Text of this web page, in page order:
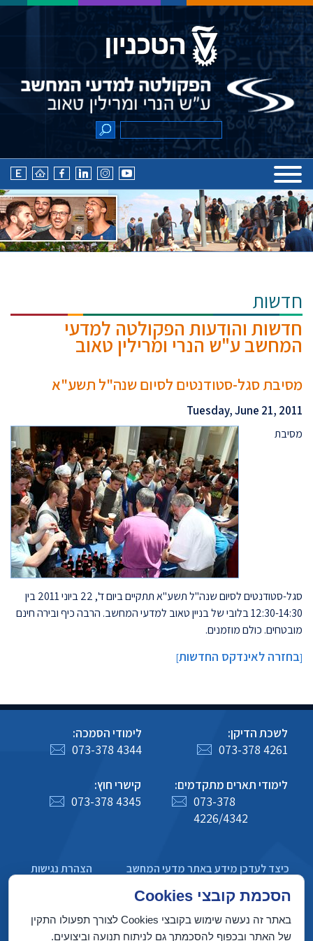
חדשות
חדשות והודעות הפקולטה למדעי
המחשב ע"ש הנרי ומרילין טאוב
מסיבת סגל-סטודנטים לסיום שנה"ל תשע"א
Tuesday, June 21, 2011
מסיבת
סגל-סטודנטים לסיום שנה"ל תשע"א תתקיים ביום ד', 22 ביוני 2011 בין
12:30-14:30 בלובי של בניין טאוב למדעי המחשב. הרבה כיף ובירה חינם
מובטחים. כולם מוזמנים.
[בחזרה לאינדקס החדשות]
לשכת הדיקן:
073-378 4261
לימודי הסמכה:
073-378 4344
לימודי תארים מתקדמים:
073-378
4226/4342
קישרי חוץ:
073-378 4345
כיצד לעדכן מידע באתר מדעי המחשב
הצהרת נגישות
מדיניות פרטיות הסכמת קובצי Cookies
באתר זה נעשה שימוש בקובצי Cookies לצורך תפעולו התקין
של האתר ובכפוף להסכמתך גם לניתוח תנועה וביצועים.